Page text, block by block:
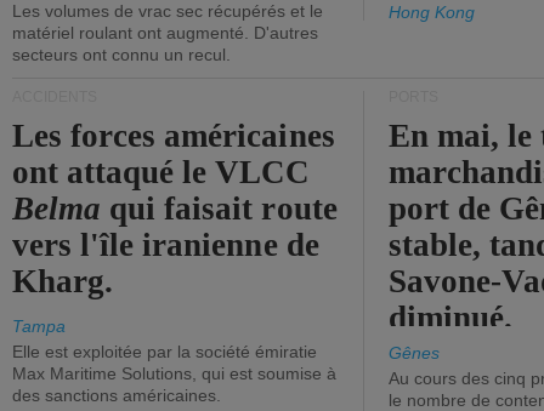
Les volumes de vrac sec récupérés et le
matériel roulant ont augmenté. D'autres
secteurs ont connu un recul.
Hong Kong
Les forces américaines
ont attaqué le VLCC
Belma qui faisait route
vers l'île iranienne de
Kharg.
Tampa
Elle est exploitée par la société émiratie
Max Maritime Solutions, qui est soumise à
des sanctions américaines.
En mai, le
port de
stable,
Savone-
diminué.
Gênes
Au cours des cinq
le nombre de